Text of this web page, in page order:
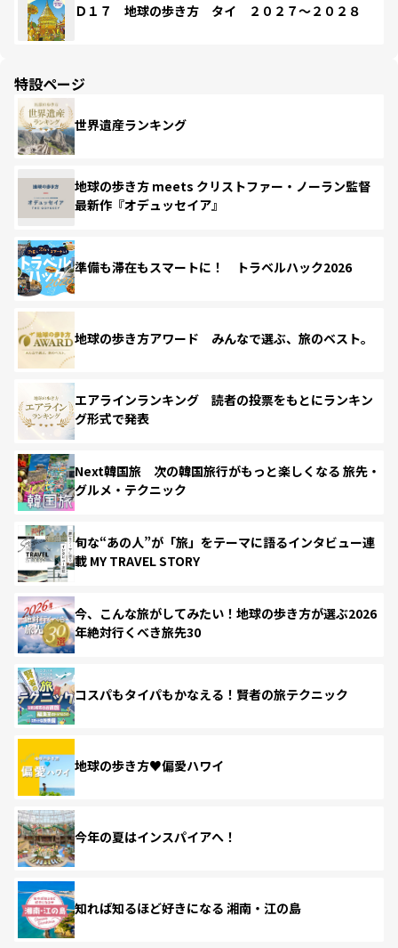
Ｄ１７ 地球の歩き方 タイ ２０２７～２０２８
特設ページ
世界遺産ランキング
地球の歩き方 meets クリストファー・ノーラン監督
最新作『オデュッセイア』
準備も滞在もスマートに！ トラベルハック2026
地球の歩き方アワード みんなで選ぶ、旅のベスト。
エアラインランキング 読者の投票をもとにランキン
グ形式で発表
Next韓国旅 次の韓国旅行がもっと楽しくなる 旅先・
グルメ・テクニック
旬な“あの人”が「旅」をテーマに語るインタビュー連
載 MY TRAVEL STORY
今、こんな旅がしてみたい！地球の歩き方が選ぶ2026
年絶対行くべき旅先30
コスパもタイパもかなえる！賢者の旅テクニック
地球の歩き方♥偏愛ハワイ
今年の夏はインスパイアへ！
知れば知るほど好きになる 湘南・江の島